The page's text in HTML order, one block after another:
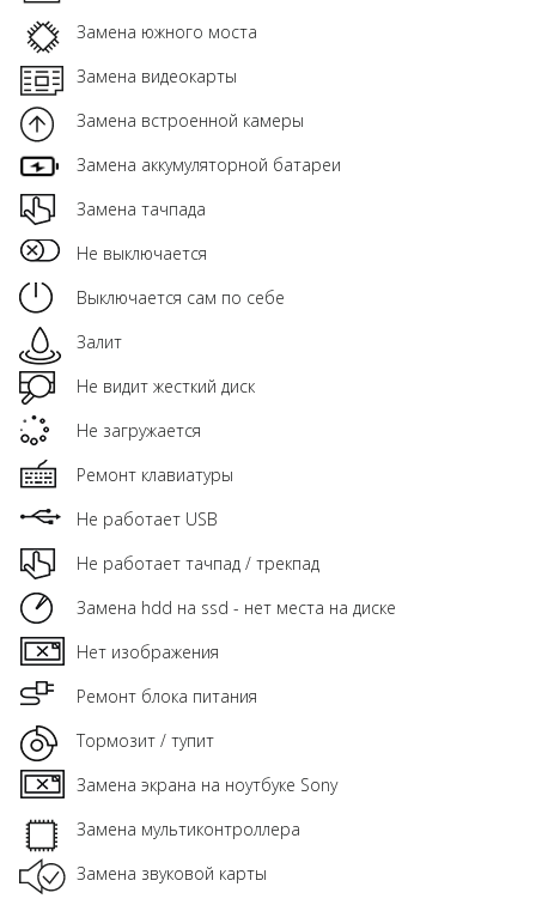
Замена южного моста
Замена видеокарты
Замена встроенной камеры
Замена аккумуляторной батареи
Замена тачпада
Не выключается
Выключается сам по себе
Залит
Не видит жесткий диск
Не загружается
Ремонт клавиатуры
Не работает USB
Не работает тачпад / трекпад
Замена hdd на ssd - нет места на диске
Нет изображения
Ремонт блока питания
Тормозит / тупит
Замена экрана на ноутбуке Sony
Замена мультиконтроллера
Замена звуковой карты